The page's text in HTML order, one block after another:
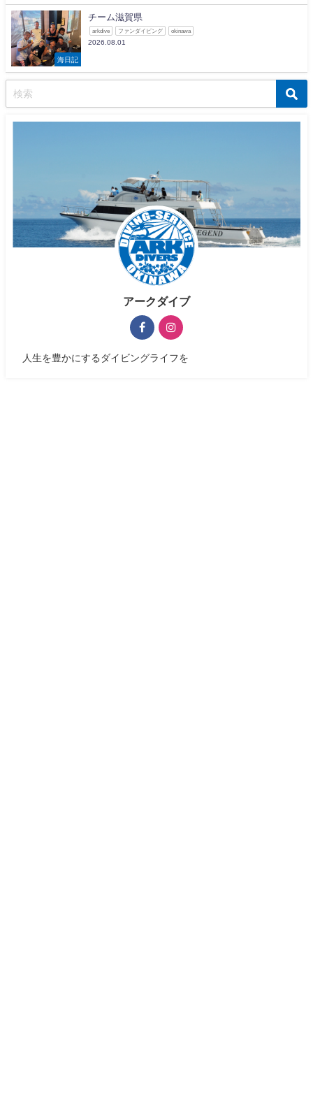
海日記
チーム滋賀県
arkdive ファンダイビング okinawa
2026.08.01
アークダイブ
人生を豊かにするダイビングライフを